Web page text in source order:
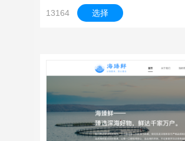
13164 选择